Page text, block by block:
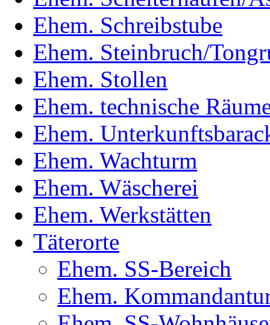
Ehem. Schreibstube
Ehem. Steinbruch/
Ehem. Stollen
Ehem. technische
Ehem.
Ehem. Wachturm
Ehem. Wäscherei
Ehem. Werkstätten
Täterorte
Ehem. SS-Bereich
Ehem.